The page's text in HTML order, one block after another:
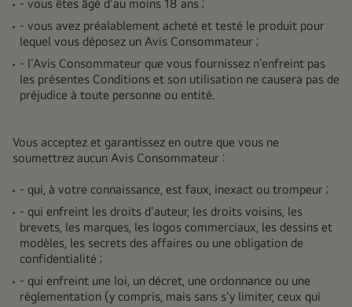
- vous êtes âgé d'au moins 18 ans ;
- vous avez préalablement acheté et testé le produit pour
lequel vous déposez un Avis Consommateur ;
- l’Avis Consommateur que vous fournissez n’enfreint pas
les présentes Conditions et son utilisation ne causera pas de
préjudice à toute personne ou entité.
Vous acceptez et garantissez en outre que vous ne
soumettrez aucun Avis Consommateur :
- qui, à votre connaissance, est faux, inexact ou trompeur ;
- qui enfreint les droits d'auteur, les droits voisins, les
brevets, les marques, les logos commerciaux, les dessins et
modèles, les secrets des affaires ou une obligation de
confidentialité ;
- qui enfreint une loi, un décret, une ordonnance ou une
règlementation (y compris, mais sans s'y limiter, ceux qui